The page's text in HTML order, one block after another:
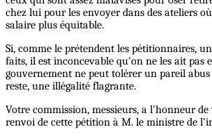
chez lui pour les envoyer dans des ateliers
salaire plus équitable.
Si, comme le prétendent les pétitionnaires,
faits, il est inconcevable qu'on ne les ait pas
gouvernement ne peut tolérer un pareil
reste, une illégalité flagrante.
Votre commission, messieurs, a l'honneur de
renvoi de cette pétition à M. le ministre de